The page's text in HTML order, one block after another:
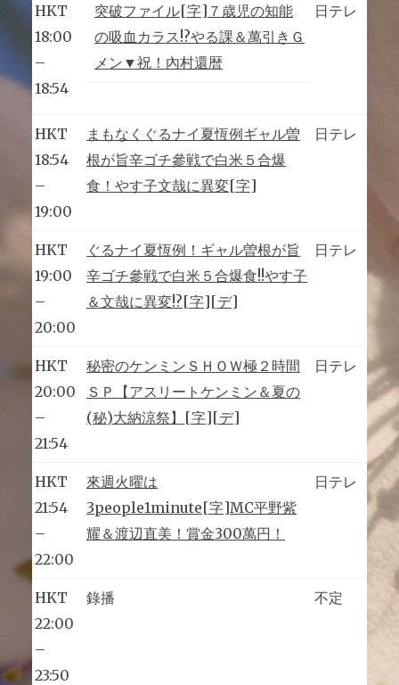
HKT
18:00
–
18:54
突破ファイル[字]７歳児の知能
の吸血カラス!?やる課＆萬引きＧ
メン▼祝！內村還暦
日テレ
HKT
18:54
–
19:00
まもなくぐるナイ夏恆例ギャル曽
根が旨辛ゴチ參戦で白米５合爆
食！やす子文哉に異変[字]
日テレ
HKT
19:00
–
20:00
ぐるナイ夏恆例！ギャル曽根が旨
辛ゴチ參戦で白米５合爆食!!やす子
＆文哉に異変!?[字][デ]
日テレ
HKT
20:00
–
21:54
秘密のケンミンＳＨＯＷ極２時間
ＳＰ【アスリートケンミン＆夏の
(秘)大納涼祭】[字][デ]
日テレ
HKT
21:54
–
22:00
來週火曜は
3people1minute[字]MC平野紫
耀＆渡辺直美！賞金300萬円！
日テレ
HKT
22:00
–
23:50
錄播 不定